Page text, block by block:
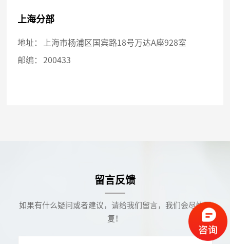
上海分部
地址： 上海市杨浦区国宾路18号万达A座928室
邮编： 200433
留言反馈
如果有什么疑问或者建议，请给我们留言，我们会尽快回
复！